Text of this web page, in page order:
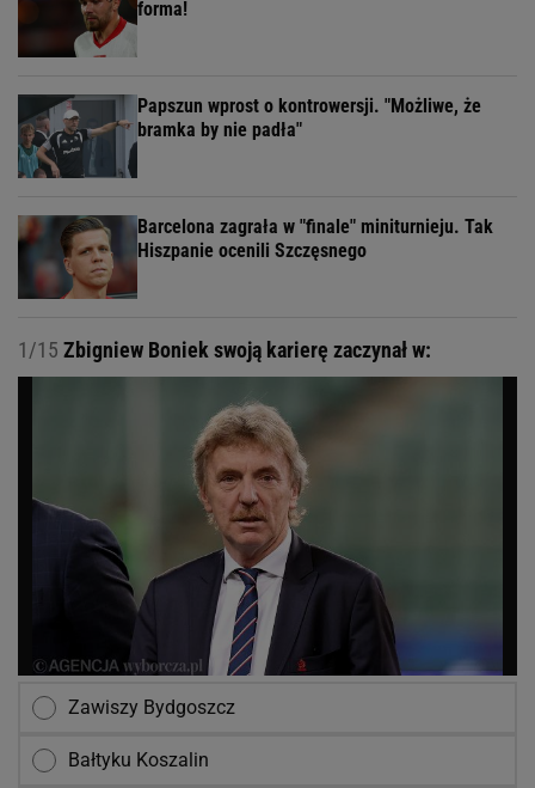
forma!
Papszun wprost o kontrowersji. "Możliwe, że
bramka by nie padła"
Barcelona zagrała w "finale" miniturnieju. Tak
Hiszpanie ocenili Szczęsnego
1/15 Zbigniew Boniek swoją karierę zaczynał w:
Zawiszy Bydgoszcz
Bałtyku Koszalin